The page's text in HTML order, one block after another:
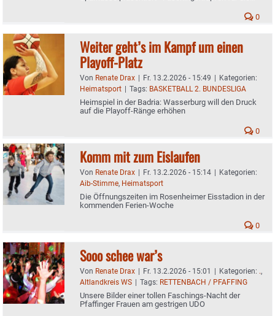
0
Weiter geht’s im Kampf um einen
Playoff-Platz
Von Renate Drax | Fr. 13.2.2026 - 15:49 | Kategorien:
Heimatsport | Tags: BASKETBALL 2. BUNDESLIGA
Heimspiel in der Badria: Wasserburg will den Druck
auf die Playoff-Ränge erhöhen
0
Komm mit zum Eislaufen
Von Renate Drax | Fr. 13.2.2026 - 15:14 | Kategorien:
Aib-Stimme, Heimatsport
Die Öffnungszeiten im Rosenheimer Eisstadion in der
kommenden Ferien-Woche
0
Sooo schee war’s
Von Renate Drax | Fr. 13.2.2026 - 15:01 | Kategorien: .,
Altlandkreis WS | Tags: RETTENBACH / PFAFFING
Unsere Bilder einer tollen Faschings-Nacht der
Pfaffinger Frauen am gestrigen UDO